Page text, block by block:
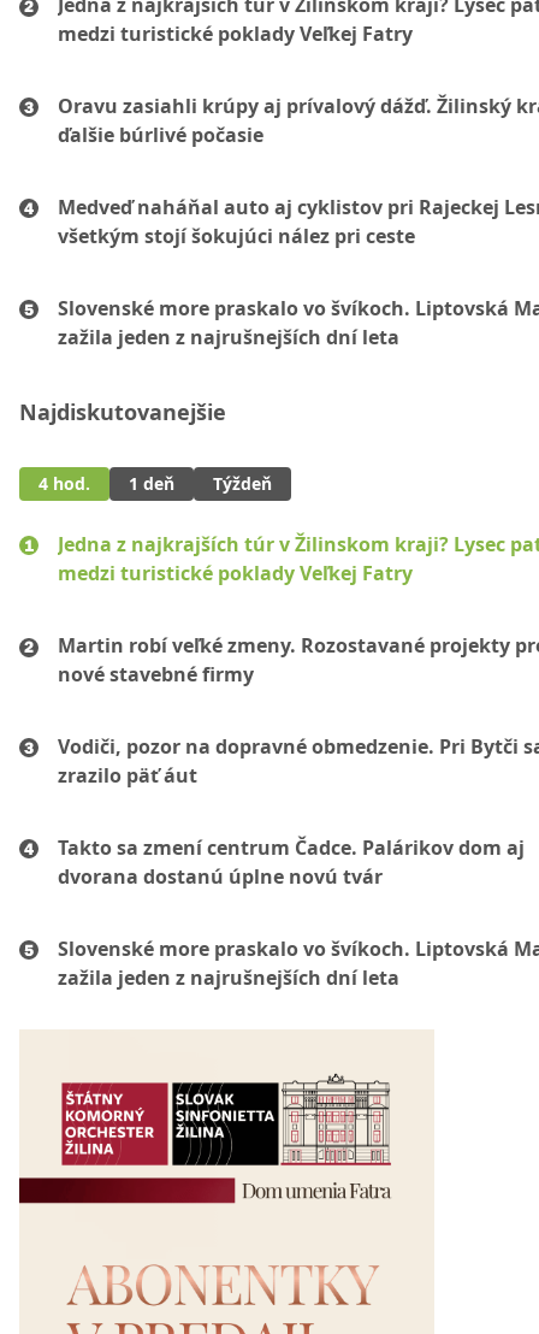
medzi turistické poklady Veľkej Fatry
Oravu zasiahli krúpy aj prívalový dážď. Žilinský
ďalšie búrlivé počasie
Medveď naháňal auto aj cyklistov pri Rajeckej
všetkým stojí šokujúci nález pri ceste
Slovenské more praskalo vo švíkoch. Liptovská
zažila jeden z najrušnejších dní leta
Najdiskutovanejšie
4 hod. 1 deň Týždeň
Jedna z najkrajších túr v Žilinskom kraji? Lysec
medzi turistické poklady Veľkej Fatry
Martin robí veľké zmeny. Rozostavané projekty
nové stavebné firmy
Vodiči, pozor na dopravné obmedzenie. Pri Bytči
zrazilo päť áut
Takto sa zmení centrum Čadce. Palárikov dom aj
dvorana dostanú úplne novú tvár
Slovenské more praskalo vo švíkoch. Liptovská
zažila jeden z najrušnejších dní leta